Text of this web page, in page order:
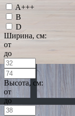
A+++
B
D
Ширина, см:
от
до
Высота, см:
от
до